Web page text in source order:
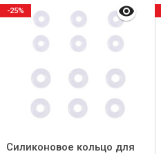
Силиконовое кольцо для
-25%